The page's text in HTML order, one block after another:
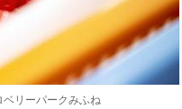
リーパークみふね